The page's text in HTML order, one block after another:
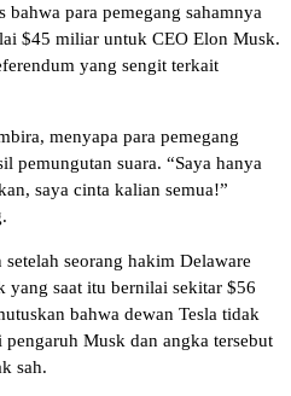
para pemegang sahamnya
$45 miliar untuk CEO Elon Musk.
yang sengit terkait
menyapa para pemegang
pemungutan suara. “Saya hanya
saya cinta kalian semua!”
seorang hakim Delaware
yang saat itu bernilai sekitar $56
bahwa dewan Tesla tidak
Musk dan angka tersebut
sah.